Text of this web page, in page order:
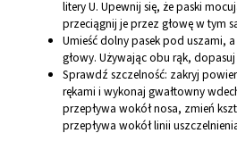
litery U. Upewnij się, że paski
przeciągnij je przez głowę w tym
Umieść dolny pasek pod uszami,
głowy. Używając obu rąk,
Sprawdź szczelność: zakryj
rękami i wykonaj gwałtowny
przepływa wokół nosa, zmień
przepływa wokół linii